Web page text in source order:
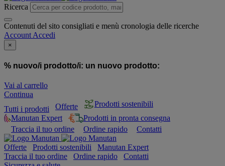
Ricerca
Contenuti del sito consigliati e menù cronologia delle ricerche
Account Accedi
×
% nuovo/i prodotto/i: un nuovo prodotto:
Vai al carrello
Continua
Tutti i prodotti
Offerte
Prodotti sostenibili
Manutan Expert
Prodotti in pronta consegna
Traccia il tuo ordine
Ordine rapido Contatti
Offerte Prodotti sostenibili
Manutan Expert
Traccia il tuo ordine
Ordine rapido
Contatti